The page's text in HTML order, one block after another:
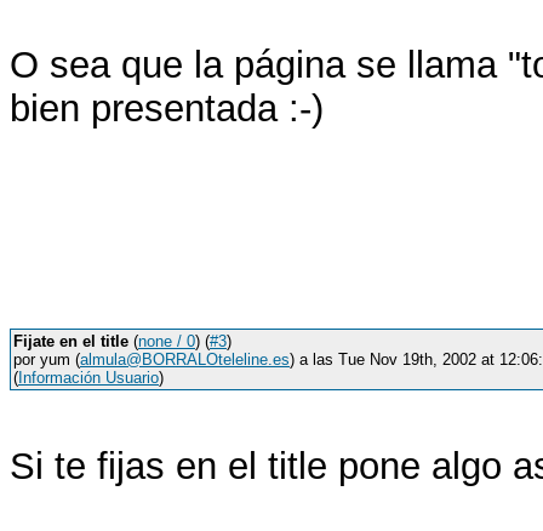
O sea que la página se llama
bien presentada :-)
Fijate en el title (none / 0) (#3)
por yum (almula@BORRALOteleline.es) a las Tue Nov 19th, 2002 at
( Información Usuario)
Si te fijas en el title pone algo